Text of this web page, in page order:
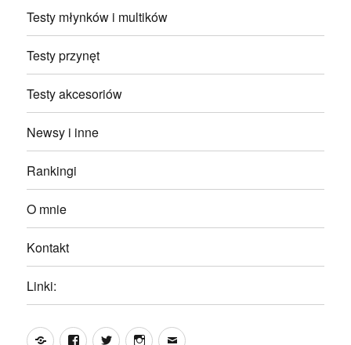
Testy młynków i multików
Testy przynęt
Testy akcesoriów
Newsy i inne
Rankingi
O mnie
Kontakt
Linki:
Yelp Facebook
TwitterInstagram
Email